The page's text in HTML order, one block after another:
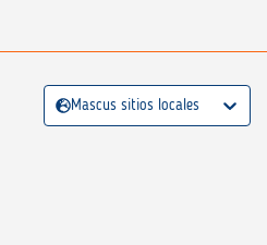
Mascus sitios locales